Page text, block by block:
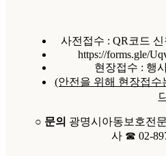
사전접수 : QR코드
https://forms.gle/
현장접수 : 행
(안전을 위해 현장접수
○ 문의 광명시아동보호전
사 ☎ 02-